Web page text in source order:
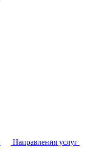
Направления услуг